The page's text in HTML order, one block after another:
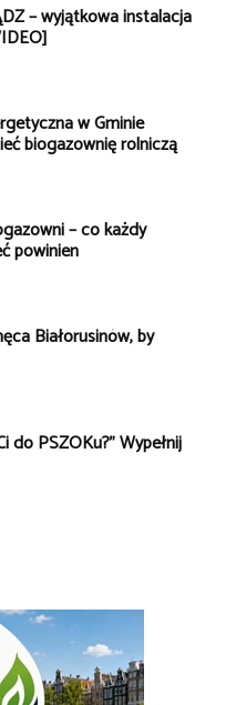
– wyjątkowa instalacja
w Gminie
biogazownię rolniczą
– co każdy
powinien
Białorusinów, by
do PSZOKu?” Wypełnij